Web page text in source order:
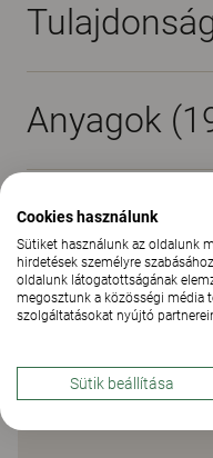
Anyagok
Letöltések (
Cookies használunk
Sütiket használunk az oldalunk
hirdetések személyre
oldalunk látogatottságának
megosztunk a közösségi média
szolgáltatásokat nyújtó
Sütik beállítása